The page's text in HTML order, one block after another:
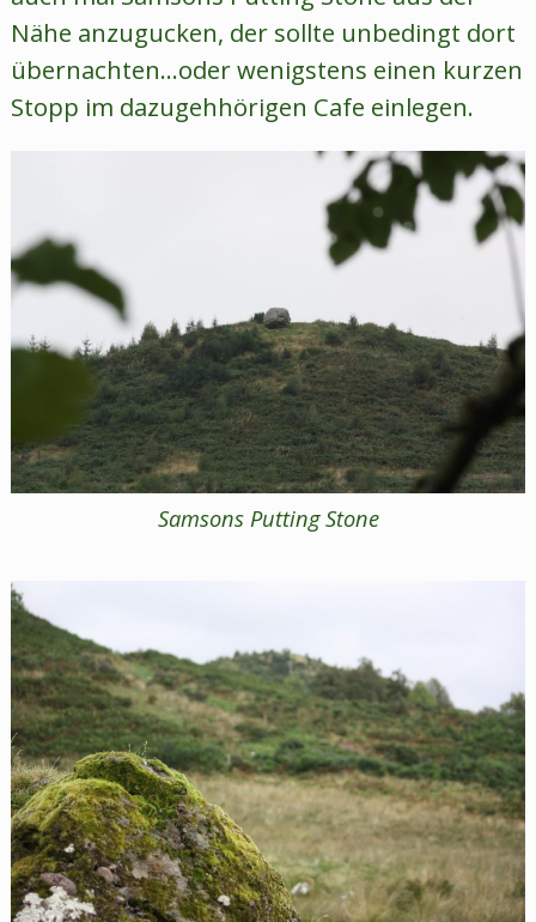
Nähe anzugucken, der sollte unbedingt dort
übernachten…oder wenigstens einen kurzen
Stopp im dazugehhörigen Cafe einlegen.
Samsons Putting Stone